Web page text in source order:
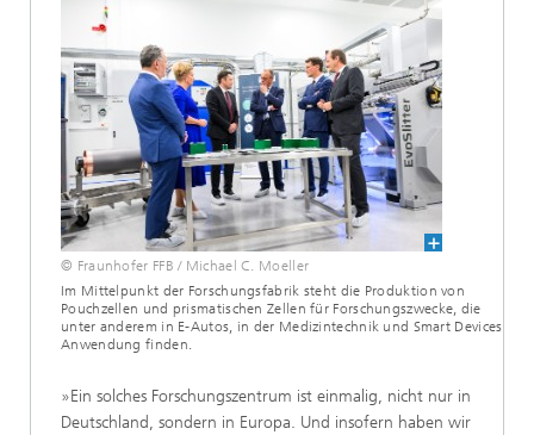
© Fraunhofer FFB / Michael C. Moeller
Im Mittelpunkt der Forschungsfabrik steht die Produktion von
Pouchzellen und prismatischen Zellen für Forschungszwecke, die
unter anderem in E-Autos, in der Medizintechnik und Smart Devices
Anwendung finden.
»Ein solches Forschungszentrum ist einmalig, nicht nur in
Deutschland, sondern in Europa. Und insofern haben wir